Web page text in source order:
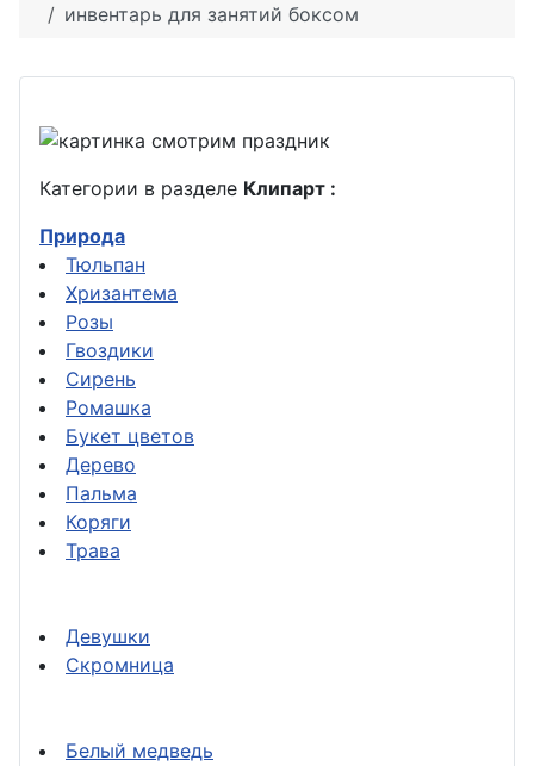
инвентарь для занятий боксом
Категории в разделе Клипарт :
Природа
Тюльпан
Хризантема
Розы
Гвоздики
Сирень
Ромашка
Букет цветов
Дерево
Пальма
Коряги
Трава
Девушки
Скромница
Белый медведь